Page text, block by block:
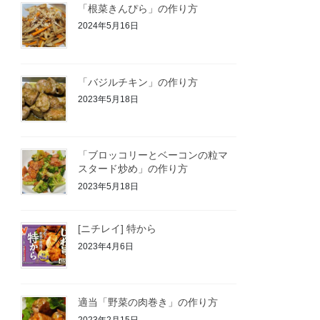
「根菜きんぴら」の作り方
2024年5月16日
「バジルチキン」の作り方
2023年5月18日
「ブロッコリーとベーコンの粒マ
スタード炒め」の作り方
2023年5月18日
[ニチレイ] 特から
2023年4月6日
適当「野菜の肉巻き」の作り方